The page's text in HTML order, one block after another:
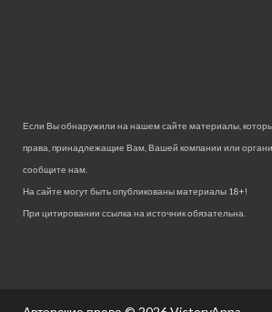
Если Вы обнаружили на нашем сайте материалы,
права, принадлежащие Вам, Вашей компании или
сообщите нам.
На сайте могут быть опубликованы материалы 18+!
При цитировании ссылка на источник обязательна.